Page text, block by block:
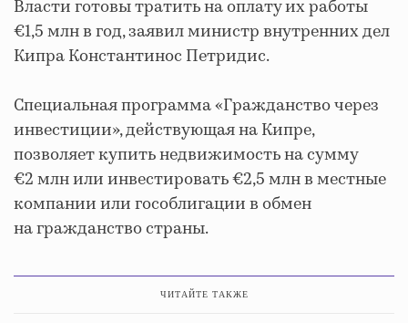
Власти готовы тратить на оплату их работы
€1,5 млн в год, заявил министр внутренних дел
Кипра Константинос Петридис.
Специальная программа «Гражданство через
инвестиции», действующая на Кипре,
позволяет купить недвижимость на сумму
€2 млн или инвестировать €2,5 млн в местные
компании или гособлигации в обмен
на гражданство страны.
ЧИТАЙТЕ ТАКЖЕ